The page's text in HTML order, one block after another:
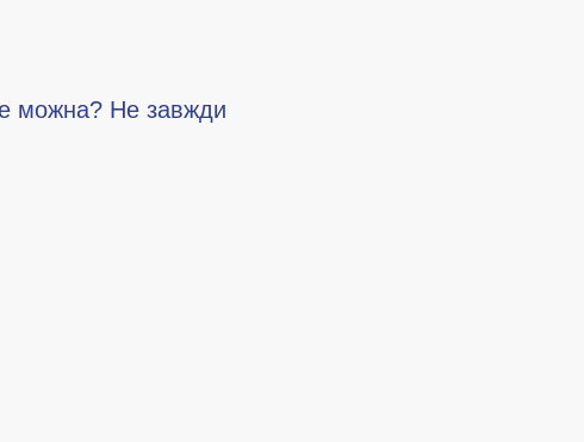
можна? Не завжди